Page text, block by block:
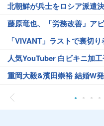
北朝鮮が兵士をロシア派遣
藤原竜也、「労務改善」ア
「VIVANT」ラストで裏切
人気YouTuber 白ビキニ加
重岡大毅&濱田崇裕 結婚W